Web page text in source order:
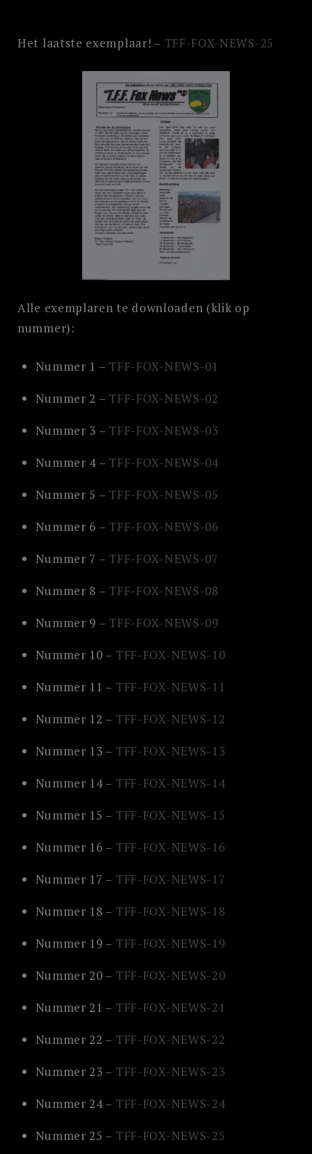
Het laatste exemplaar! – TFF-FOX-NEWS-25
Alle exemplaren te downloaden (klik op
nummer):
Nummer 1 – TFF-FOX-NEWS-01
Nummer 2 – TFF-FOX-NEWS-02
Nummer 3 – TFF-FOX-NEWS-03
Nummer 4 – TFF-FOX-NEWS-04
Nummer 5 – TFF-FOX-NEWS-05
Nummer 6 – TFF-FOX-NEWS-06
Nummer 7 – TFF-FOX-NEWS-07
Nummer 8 – TFF-FOX-NEWS-08
Nummer 9 – TFF-FOX-NEWS-09
Nummer 10 – TFF-FOX-NEWS-10
Nummer 11 – TFF-FOX-NEWS-11
Nummer 12 – TFF-FOX-NEWS-12
Nummer 13 – TFF-FOX-NEWS-13
Nummer 14 – TFF-FOX-NEWS-14
Nummer 15 – TFF-FOX-NEWS-15
Nummer 16 – TFF-FOX-NEWS-16
Nummer 17 – TFF-FOX-NEWS-17
Nummer 18 – TFF-FOX-NEWS-18
Nummer 19 – TFF-FOX-NEWS-19
Nummer 20 – TFF-FOX-NEWS-20
Nummer 21 – TFF-FOX-NEWS-21
Nummer 22 – TFF-FOX-NEWS-22
Nummer 23 – TFF-FOX-NEWS-23
Nummer 24 – TFF-FOX-NEWS-24
Nummer 25 – TFF-FOX-NEWS-25